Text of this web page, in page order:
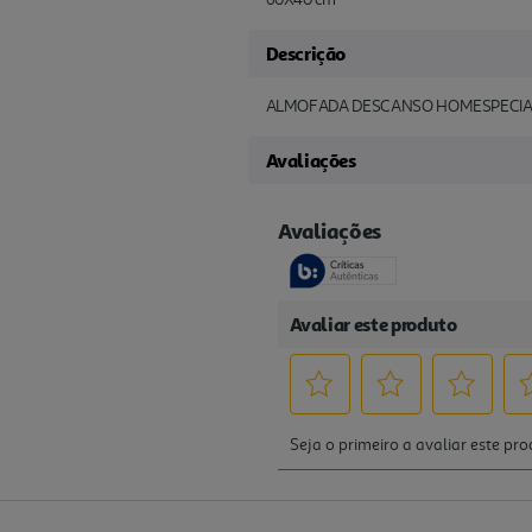
Descrição
ALMOFADA DESCANSO
Avaliações